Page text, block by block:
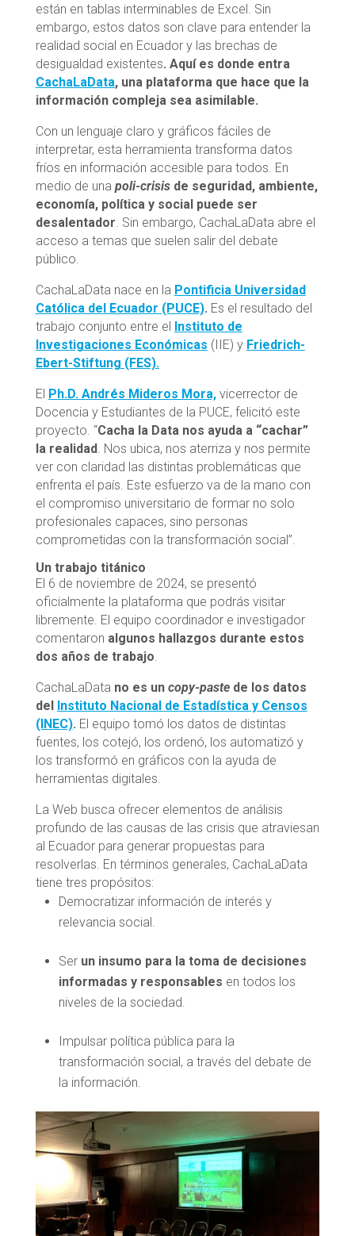
están en tablas interminables de Excel. Sin
embargo, estos datos son clave para entender la
realidad social en Ecuador y las brechas de
desigualdad existentes. Aquí es donde entra
CachaLaData, una plataforma que hace que la
información compleja sea asimilable.
Con un lenguaje claro y gráficos fáciles de
interpretar, esta herramienta transforma datos
fríos en información accesible para todos. En
medio de una poli-crisis de seguridad, ambiente,
economía, política y social puede ser
desalentador. Sin embargo, CachaLaData abre el
acceso a temas que suelen salir del debate
público.
CachaLaData nace en la Pontificia Universidad
Católica del Ecuador (PUCE). Es el resultado del
trabajo conjunto entre el
Instituto de
Investigaciones Económicas (IIE) y Friedrich-
Ebert-Stiftung (FES).
El Ph.D. Andrés Mideros Mora,vicerrector de
Docencia y Estudiantes de la PUCE, felicitó este
proyecto. “Cacha la Data nos ayuda a “cachar”
la realidad. Nos ubica, nos aterriza y nos permite
ver con claridad las distintas problemáticas que
enfrenta el país. Este esfuerzo va de la mano con
el compromiso universitario de formar no solo
profesionales capaces, sino personas
comprometidas con la transformación social”.
Un trabajo titánico
El 6 de noviembre de 2024, se presentó
oficialmente la plataforma que podrás visitar
libremente. El equipo coordinador e investigador
comentaron algunos hallazgos durante estos
dos años de trabajo.
CachaLaData no es uncopy-pastede los datos
del
Instituto Nacional de Estadística y Censos
(INEC). El equipo tomó los datos de distintas
fuentes, los cotejó, los ordenó, los automatizó y
los transformó en gráficos con la ayuda de
herramientas digitales.
La Web busca ofrecer elementos de análisis
profundo de las causas de las crisis que atraviesan
al Ecuador para generar propuestas para
resolverlas. En términos generales, CachaLaData
tiene tres propósitos:
Democratizar información de interés y
relevancia social.
Serun insumo para la toma de decisiones
informadas y responsables en todos los
niveles de la sociedad.
Impulsar política pública para la
transformación social, a través del debate de
la información.